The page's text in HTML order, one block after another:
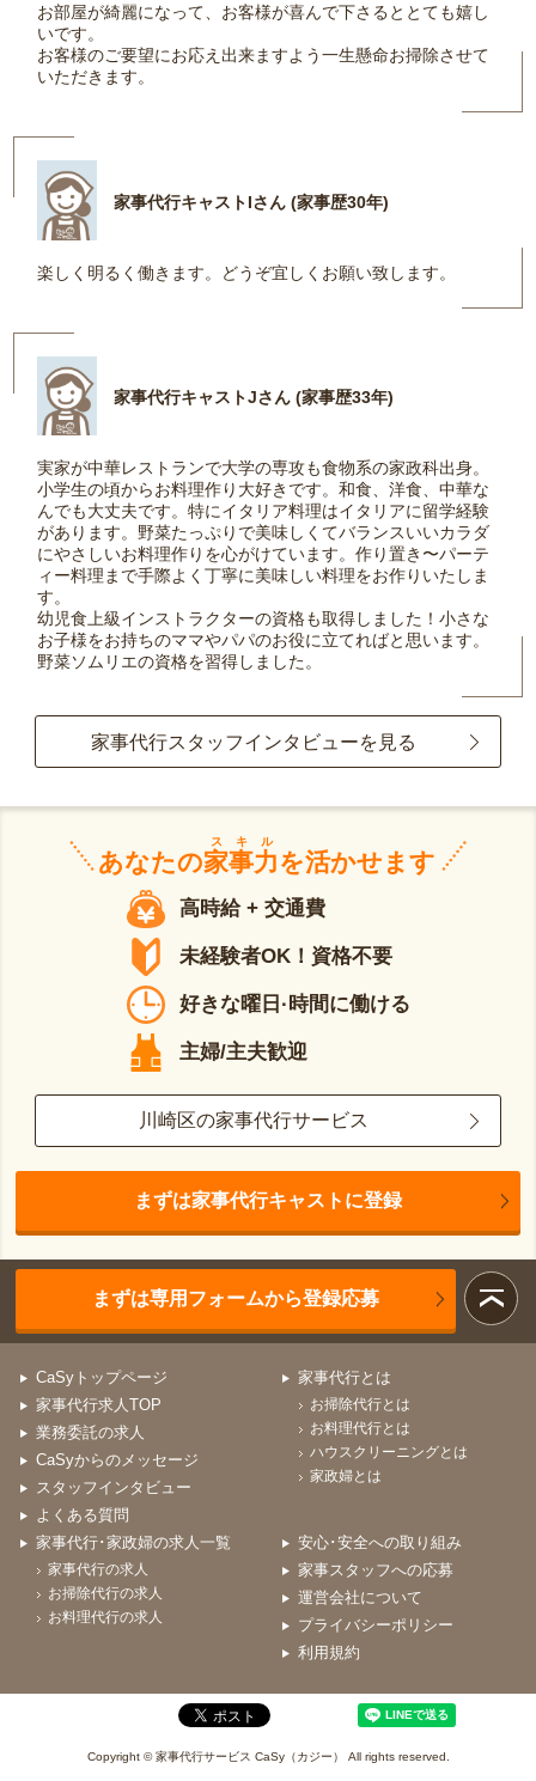
お部屋が綺麗になって、お客様が喜んで下さるととても嬉し
いです。
お客様のご要望にお応え出来ますよう一生懸命お掃除させて
いただきます。
家事代行キャストIさん (家事歴30年)
楽しく明るく働きます。どうぞ宜しくお願い致します。
家事代行キャストJさん (家事歴33年)
実家が中華レストランで大学の専攻も食物系の家政科出身。
小学生の頃からお料理作り大好きです。和食、洋食、中華な
んでも大丈夫です。特にイタリア料理はイタリアに留学経験
があります。野菜たっぷりで美味しくてバランスいいカラダ
にやさしいお料理作りを心がけています。作り置き〜パーテ
ィー料理まで手際よく丁寧に美味しい料理をお作りいたしま
す。
幼児食上級インストラクターの資格も取得しました！小さな
お子様をお持ちのママやパパのお役に立てればと思います。
野菜ソムリエの資格を習得しました。
家事代行スタッフインタビューを見る
あなたの家事力
スキル
を活かせます
高時給 + 交通費
未経験者OK！資格不要
好きな曜日·時間に働ける
主婦/主夫歓迎
川崎区の家事代行サービス
まずは家事代行キャストに登録
まずは専用フォームから登録応募
CaSyトップページ
家事代行求人TOP
業務委託の求人
CaSyからのメッセージ
スタッフインタビュー
よくある質問
家事代行とは
お掃除代行とは
お料理代行とは
ハウスクリーニングとは
家政婦とは
家事代行･家政婦の求人一覧
家事代行の求人
お掃除代行の求人
お料理代行の求人
安心･安全への取り組み
家事スタッフへの応募
運営会社について
プライバシーポリシー
利用規約
Copyright © 家事代行サービス CaSy（カジー） All rights reserved.